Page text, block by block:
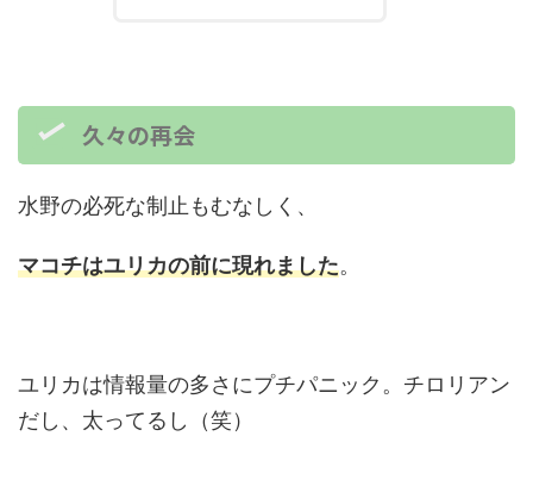
久々の再会
水野の必死な制止もむなしく、
マコチはユリカの前に現れました。
ユリカは情報量の多さにプチパニック。チロリアン
だし、太ってるし（笑）